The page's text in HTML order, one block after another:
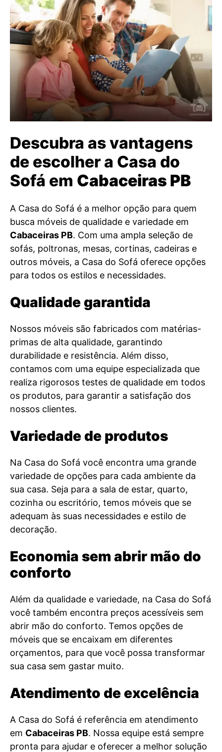
Descubra as vantagens
de escolher a Casa do
Sofá em Cabaceiras PB
A Casa do Sofá é a melhor opção para quem
busca móveis de qualidade e variedade em
Cabaceiras PB. Com uma ampla seleção de
sofás, poltronas, mesas, cortinas, cadeiras e
outros móveis, a Casa do Sofá oferece opções
para todos os estilos e necessidades.
Qualidade garantida
Nossos móveis são fabricados com matérias-
primas de alta qualidade, garantindo
durabilidade e resistência. Além disso,
contamos com uma equipe especializada que
realiza rigorosos testes de qualidade em todos
os produtos, para garantir a satisfação dos
nossos clientes.
Variedade de produtos
Na Casa do Sofá você encontra uma grande
variedade de opções para cada ambiente da
sua casa. Seja para a sala de estar, quarto,
cozinha ou escritório, temos móveis que se
adequam às suas necessidades e estilo de
decoração.
Economia sem abrir mão do
conforto
Além da qualidade e variedade, na Casa do Sofá
você também encontra preços acessíveis sem
abrir mão do conforto. Temos opções de
móveis que se encaixam em diferentes
orçamentos, para que você possa transformar
sua casa sem gastar muito.
Atendimento de excelência
A Casa do Sofá é referência em atendimento
em Cabaceiras PB. Nossa equipe está sempre
pronta para ajudar e oferecer a melhor solução